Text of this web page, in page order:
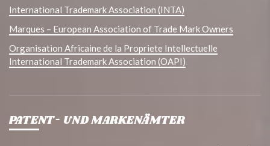
International Trademark Association (INTA)
Marques – European Association of Trade Mark Owners
Organisation Africaine de la Propriete Intellectuelle
International Trademark Association (OAPI)
PATENT- UND MARKENÄMTER